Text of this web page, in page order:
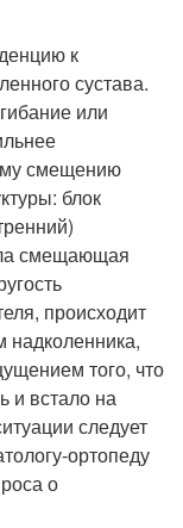
к
сустава.
или
смещению
блок
смещающая
происходит
надколенника,
того, что
и встало на
следует
ортопеду
о